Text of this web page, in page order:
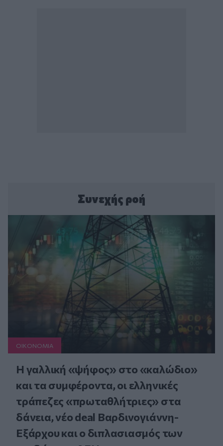
Συνεχής ροή
ΟΙΚΟΝΟΜΙΑ
Η γαλλική «ψήφος» στο «καλώδιο»
και τα συμφέροντα, οι ελληνικές
τράπεζες «πρωταθλήτριες» στα
δάνεια, νέο deal Βαρδινογιάννη-
Εξάρχου και ο διπλασιασμός των